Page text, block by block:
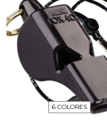
6 COLORES